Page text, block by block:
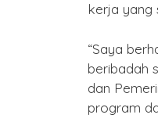
kerja yang
“Saya
beribadah
dan
program